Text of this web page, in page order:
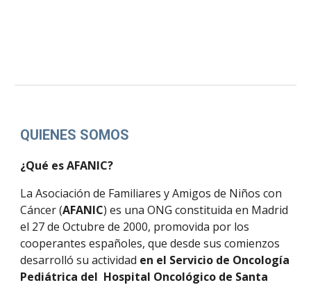
QUIENES SOMOS
¿Qué es AFANIC?
La Asociación de Familiares y Amigos de Niños con
Cáncer (AFANIC) es una ONG constituida en Madrid
el 27 de Octubre de 2000, promovida por los
cooperantes españoles, que desde sus comienzos
desarrolló su actividad en el Servicio de Oncología
Pediátrica del Hospital Oncológico de Santa